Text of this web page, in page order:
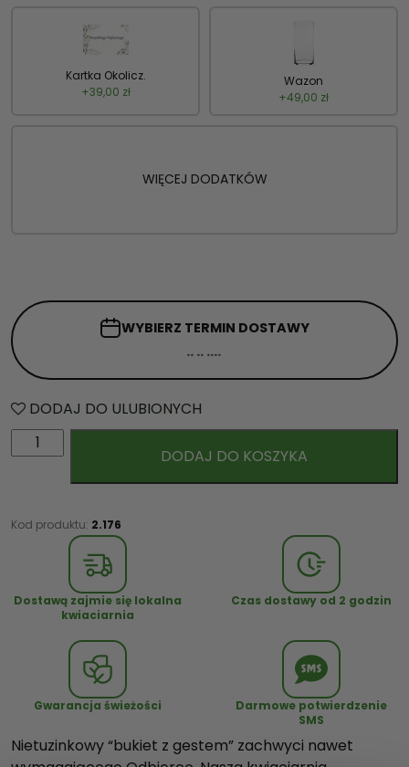
Kartka Okolicz.
+39,00 zł
Wazon
+49,00 zł
WIĘCEJ DODATKÓW
WYBIERZ TERMIN DOSTAWY
DODAJ DO ULUBIONYCH
l
ć
k
s
DODAJ DO KOSZYKA
Kod produktu: 2.176
Dostawą zajmie się lokalna
kwiaciarnia
Czas dostawy od 2 godzin
Gwarancja świeżości
Darmowe potwierdzenie
SMS
Nietuzinkowy “bukiet z gestem” zachwyci nawet